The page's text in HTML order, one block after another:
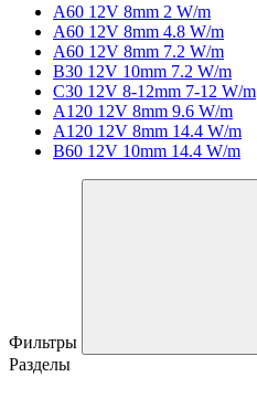
A60 12V 8mm 2 W/m
A60 12V 8mm 4.8 W/m
A60 12V 8mm 7.2 W/m
B30 12V 10mm 7.2 W/m
C30 12V 8-12mm 7-12 W/m
A120 12V 8mm 9.6 W/m
A120 12V 8mm 14.4 W/m
B60 12V 10mm 14.4 W/m
Фильтры
Разделы